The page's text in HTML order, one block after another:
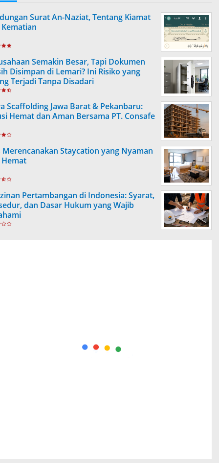
Surat An-Naziat, Tentang Kiamat
Semakin Besar, Tapi Dokumen
Disimpan di Lemari? Ini Risiko yang
Terjadi Tanpa Disadari
Scaffolding Jawa Barat & Pekanbaru:
Hemat dan Aman Bersama PT. Consafe
Merencanakan Staycation yang Nyaman
Pertambangan di Indonesia: Syarat,
dan Dasar Hukum yang Wajib